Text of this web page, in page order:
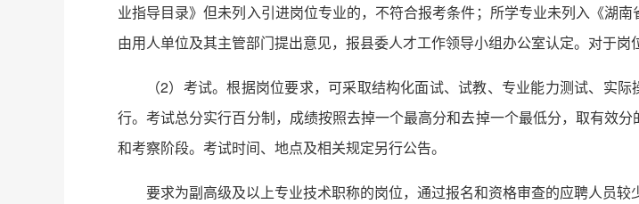
业指导目录》但未列入引进岗位专业的，不符合报考条件；所学专业未列入《湖
由用人单位及其主管部门提出意见，报县委人才工作领导小组办公室认定。对于岗
（2）考试。根据岗位要求，可采取结构化面试、试教、专业能力测试、实
行。考试总分实行百分制，成绩按照去掉一个最高分和去掉一个最低分，取有效
和考察阶段。考试时间、地点及相关规定另行公告。
要求为副高级及以上专业技术职称的岗位，通过报名和资格审查的应聘人员较